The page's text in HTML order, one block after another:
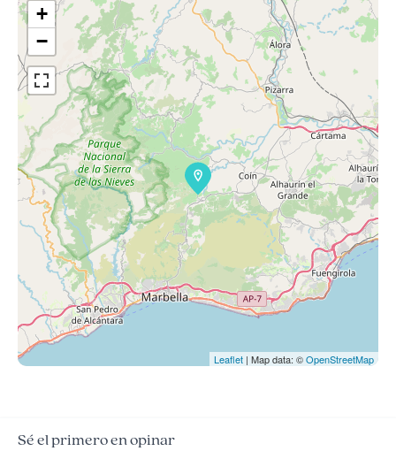
+
−
Leaflet | Map data: ©OpenStreetMap
Sé el primero en opinar